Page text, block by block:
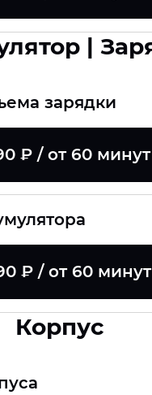
|
зарядки
₽ / от 60 минут
₽ / от 60 минут
Корпус